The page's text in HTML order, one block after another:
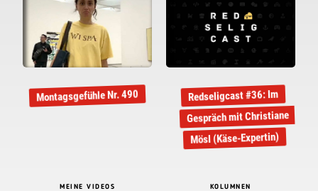
Montagsgefühle Nr. 490 Redseligcast #36: Im
Gespräch mit Christiane
Mösl (Käse-Expertin)
MEINE VIDEOS KOLUMNEN